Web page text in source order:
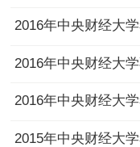
2016年中央财经大
2016年中央财经大
2015年中央财经大